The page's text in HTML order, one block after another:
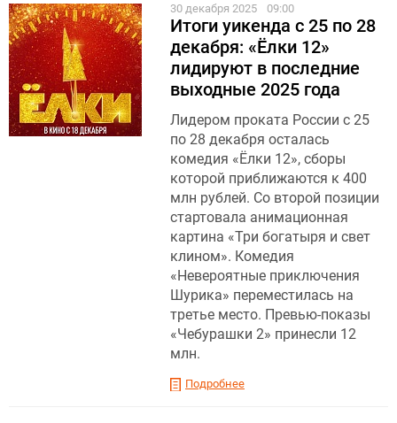
30 декабря 2025 09:00
Итоги уикенда с 25 по 28
декабря: «Ёлки 12»
лидируют в последние
выходные 2025 года
Лидером проката России с 25
по 28 декабря осталась
комедия «Ёлки 12», сборы
которой приближаются к 400
млн рублей. Со второй позиции
стартовала анимационная
картина «Три богатыря и свет
клином». Комедия
«Невероятные приключения
Шурика» переместилась на
третье место. Превью-показы
«Чебурашки 2» принесли 12
млн.
Подробнее